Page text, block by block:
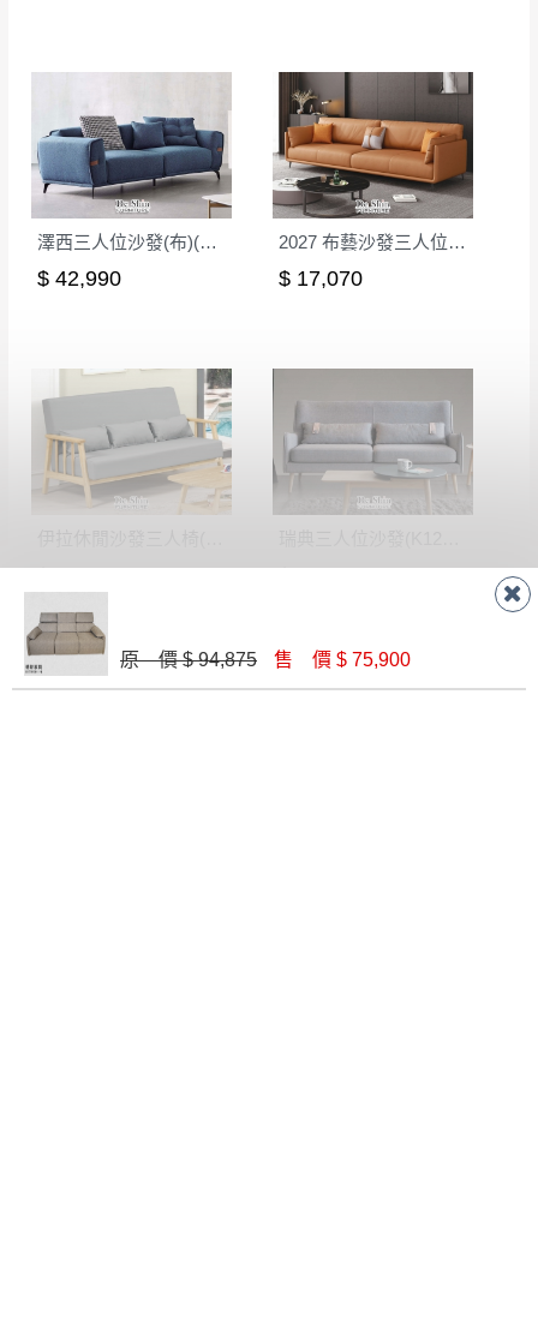
澤西三人位沙發(布)(SF6871)
$ 42,990
2027 布藝沙發三人位(橘色)
$ 17,070
$ 9,820 $ 22,220
原 價 $ 94,875 售 價 $ 75,900